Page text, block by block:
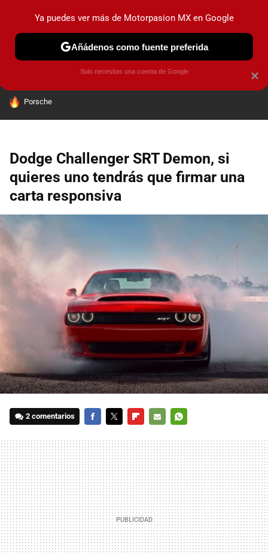
PRUEBAS INDUSTRIA HOY NO CIRCULA
HOY SE HABLA DE
Porsche
Dodge Challenger SRT Demon, si
quieres uno tendrás que firmar una
carta responsiva
2 comentarios
MAIL
×
Ya puedes ver más de Motorpasion MX en Google
Añádenos como fuente preferida
Solo necesitas una cuenta de Google